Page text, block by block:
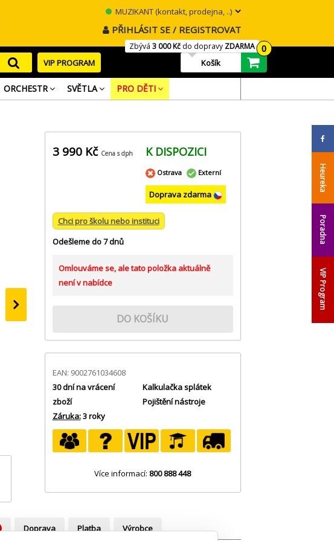
MUZIKANT (kontakt, prodejna, ..)
PŘIHLÁSIT SE / REGISTROVAT
VIP PROGRAM
Zbývá 3 000 Kčdo dopravy ZDARMA 0
Košík
ORCHESTR SVĚTLA PRO DĚTI
Heureka
Poradna
VIP Program
3 990 Kč Cena s dph K DISPOZICI
Ostrava Externí
Doprava zdarma
Chci pro školu nebo instituci
Odešleme do 7 dnů
Omlouváme se, ale tato položka aktuálně
není v nabídce
DO KOŠÍKU
EAN: 9002761034608
30 dní na vrácení
zboží
Záruka:3 roky
Kalkulačka splátek
Pojištění nástroje
Více informací: 800 888 448
Doprava Platba Výrobce